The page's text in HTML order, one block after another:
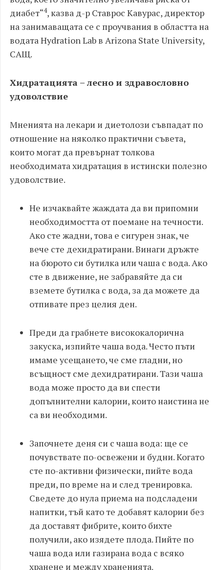
диабет“4, казва д-р Ставрос Кавурас, директор
на занимаващата се с проучвания в областта на
водата Hydration Lab в Arizona State University,
САЩ.
Хидратацията – лесно и здравословно
удоволствие
Мненията на лекари и диетолози съвпадат по
отношение на няколко практични съвета,
които могат да превърнат толкова
необходимата хидратация в истински полезно
удоволствие.
Не изчаквайте жаждата да ви припомни
необходимостта от поемане на течности.
Ако сте жадни, това е сигурен знак, че
вече сте дехидратирани. Винаги дръжте
на бюрото си бутилка или чаша с вода. Ако
сте в движение, не забравяйте да си
вземете бутилка с вода, за да можете да
отпивате през целия ден.
Преди да грабнете висококалорична
закуска, изпийте чаша вода. Често пъти
имаме усещането, че сме гладни, но
всъщност сме дехидратирани. Тази чаша
вода може просто да ви спести
допълнителни калории, които наистина не
са ви необходими.
Започнете деня си с чаша вода: ще се
почувствате по-освежени и будни. Когато
сте по-активни физически, пийте вода
преди, по време на и след тренировка.
Сведете до нула приема на подсладени
напитки, тъй като те добавят калории без
да доставят фибрите, които бихте
получили, ако изядете плода.Пийте по
чаша вода или газирана вода с всяко
хранене и между храненията.